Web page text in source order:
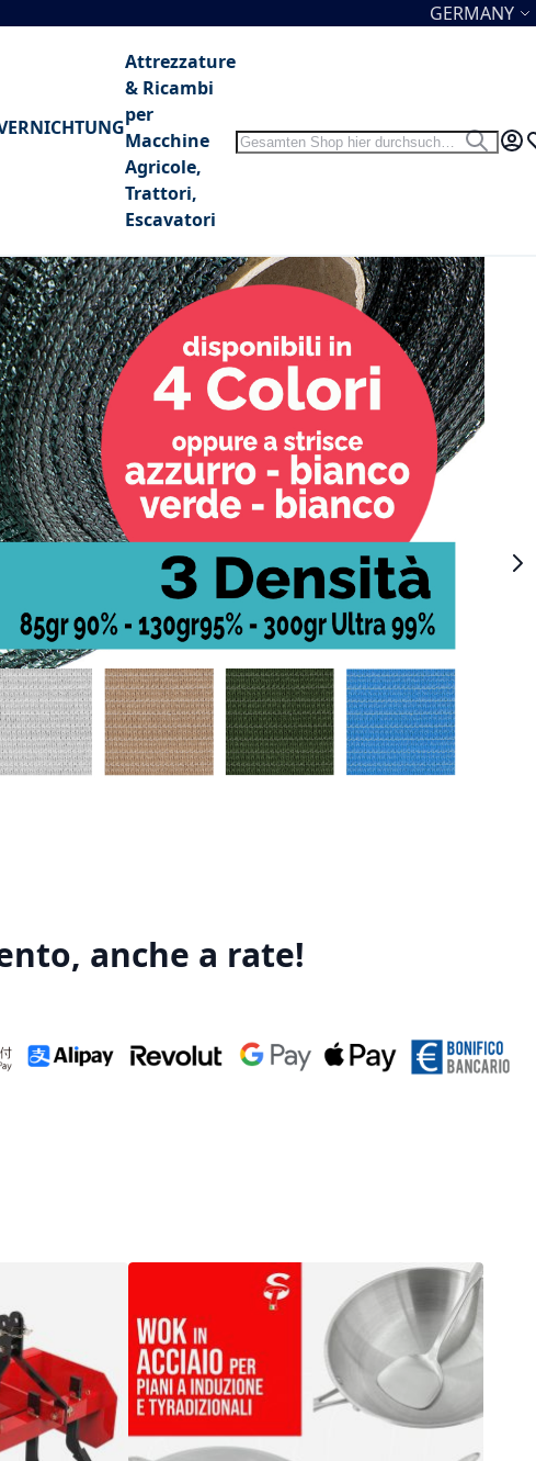
Sprache
GERMANY
Attrezzature
& Ricambi
per
Macchine
Agricole,
Trattori,
Escavatori
Search
Search
My
anche a rate!